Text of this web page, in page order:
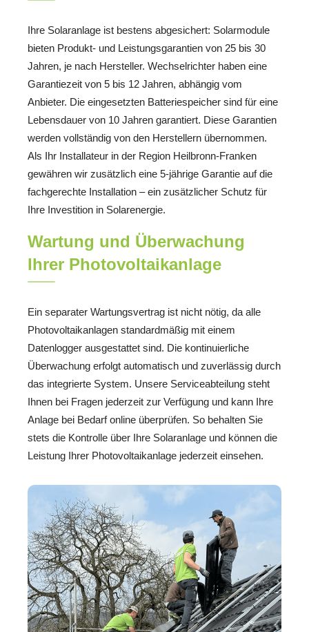
Ihre Solaranlage ist bestens abgesichert: Solarmodule
bieten Produkt- und Leistungsgarantien von 25 bis 30
Jahren, je nach Hersteller. Wechselrichter haben eine
Garantiezeit von 5 bis 12 Jahren, abhängig vom
Anbieter. Die eingesetzten Batteriespeicher sind für eine
Lebensdauer von 10 Jahren garantiert. Diese Garantien
werden vollständig von den Herstellern übernommen.
Als Ihr Installateur in der Region Heilbronn-Franken
gewähren wir zusätzlich eine 5-jährige Garantie auf die
fachgerechte Installation – ein zusätzlicher Schutz für
Ihre Investition in Solarenergie.
Wartung und Überwachung
Ihrer Photovoltaikanlage
Ein separater Wartungsvertrag ist nicht nötig, da alle
Photovoltaikanlagen standardmäßig mit einem
Datenlogger ausgestattet sind. Die kontinuierliche
Überwachung erfolgt automatisch und zuverlässig durch
das integrierte System. Unsere Serviceabteilung steht
Ihnen bei Fragen jederzeit zur Verfügung und kann Ihre
Anlage bei Bedarf online überprüfen. So behalten Sie
stets die Kontrolle über Ihre Solaranlage und können die
Leistung Ihrer Photovoltaikanlage jederzeit einsehen.